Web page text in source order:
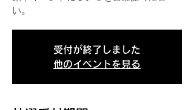
い。
受付が終了しました
他のイベントを見る